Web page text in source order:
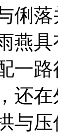
俐
燕
一
还
与